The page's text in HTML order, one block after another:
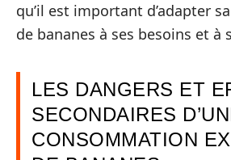
qu’il est important d’adapter
de bananes à ses besoins et à
LES DANGERS ET
SECONDAIRES
CONSOMMATION